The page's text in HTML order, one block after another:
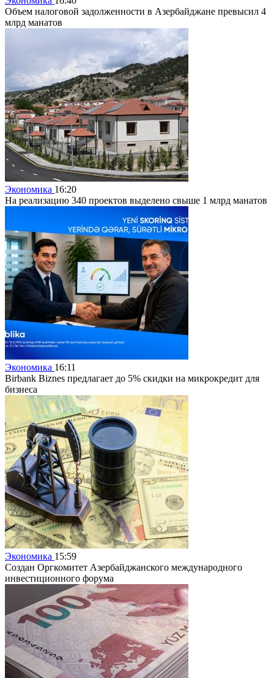
Объем налоговой задолженности в Азербайджане превысил 4
млрд манатов
Экономика 16:20
На реализацию 340 проектов выделено свыше 1 млрд манатов
Экономика 16:11
Birbank Biznes предлагает до 5% скидки на микрокредит для
бизнеса
Экономика 15:59
Создан Оргкомитет Азербайджанского международного
инвестиционного форума